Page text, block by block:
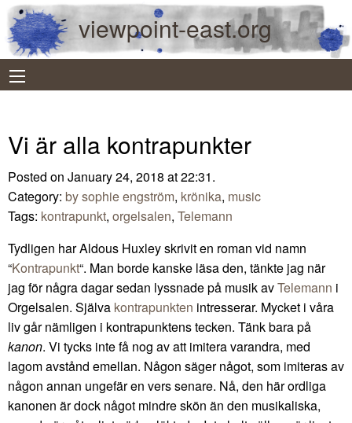
viewpoint-east.org
Vi är alla kontrapunkter
Posted on January 24, 2018 at 22:31.
Category: by sophie engström, krönika, music
Tags: kontrapunkt, orgelsalen, Telemann
Tydligen har Aldous Huxley skrivit en roman vid namn
“Kontrapunkt“. Man borde kanske läsa den, tänkte jag när
jag för några dagar sedan lyssnade på musik avTelemann i
Orgelsalen. Själva kontrapunkten intresserar. Mycket i våra
liv går nämligen i kontrapunktens tecken. Tänk bara på
kanon. Vi tycks inte få nog av att imitera varandra, med
lagom avstånd emellan. Någon säger något, som imiteras av
någon annan ungefär en vers senare. Nå, den här ordliga
kanonen är dock något mindre skön än den musikaliska,